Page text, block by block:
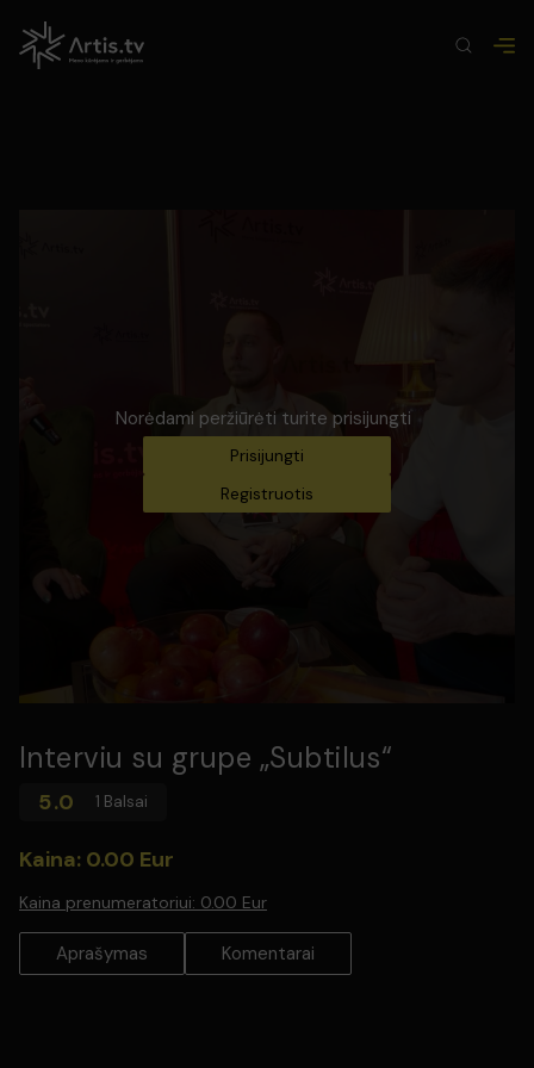
Norėdami peržiūrėti turite prisijungti
Prisijungti
Registruotis
Interviu su grupe „Subtilus“
5.0 1 Balsai
Kaina: 0.00 Eur
Kaina prenumeratoriui: 0.00 Eur
Aprašymas Komentarai